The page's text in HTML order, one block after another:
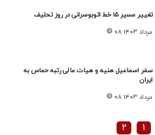
تغییر مسیر ۱۵ خط اتوبوسرانی در روز تحلیف
۰۸ مرداد ۱۴۰۳
سفر اسماعیل هنیه و هیات عالی رتبه حماس به
ایران
۰۸ مرداد ۱۴۰۳
۱ ۲